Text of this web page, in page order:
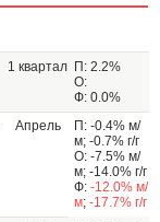
1 квартал П: 2.2%
О:
Ф: 0.0%
Апрель
П: -0.4% м/
м; -0.7% г/г
О: -7.5% м/
м; -14.0% г/г
Ф: -12.0% м/
м; -17.7% г/г